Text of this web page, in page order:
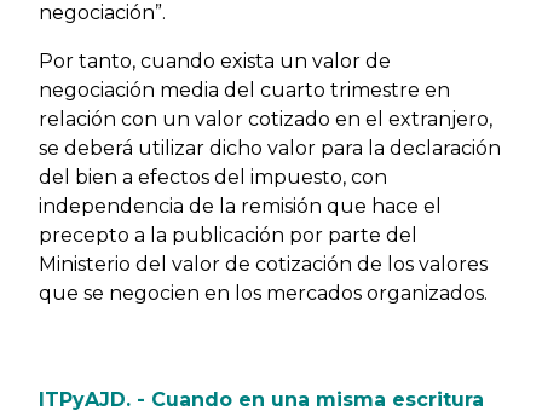
negociación”.
Por tanto, cuando exista un valor de
negociación media del cuarto trimestre en
relación con un valor cotizado en el extranjero,
se deberá utilizar dicho valor para la declaración
del bien a efectos del impuesto, con
independencia de la remisión que hace el
precepto a la publicación por parte del
Ministerio del valor de cotización de los valores
que se negocien en los mercados organizados.
ITPyAJD. - Cuando en una misma escritura